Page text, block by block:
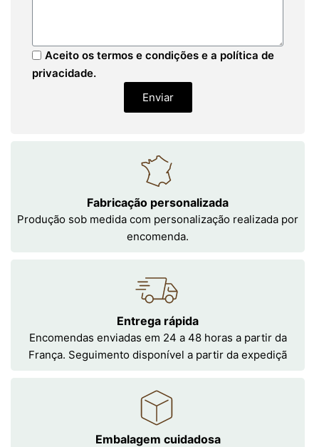
Aceito os termos e condições e a política de
privacidade.
Enviar
Fabricação personalizada
Produção sob medida com personalização realizada por
encomenda.
Entrega rápida
Encomendas enviadas em 24 a 48 horas a partir da
França. Seguimento disponível a partir da expediçã
Embalagem cuidadosa